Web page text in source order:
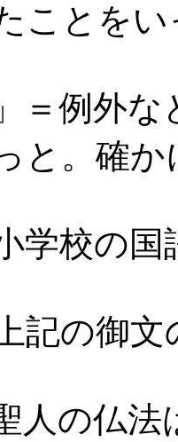
ことを
＝例外
と。確か
学校の
記の御文
人の仏